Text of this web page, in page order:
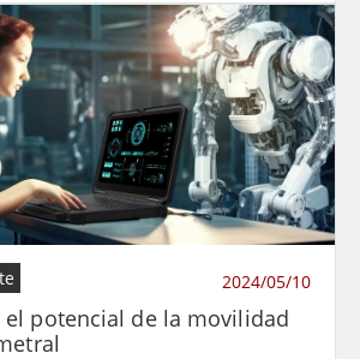
2024/05/10
el potencial de la movilidad